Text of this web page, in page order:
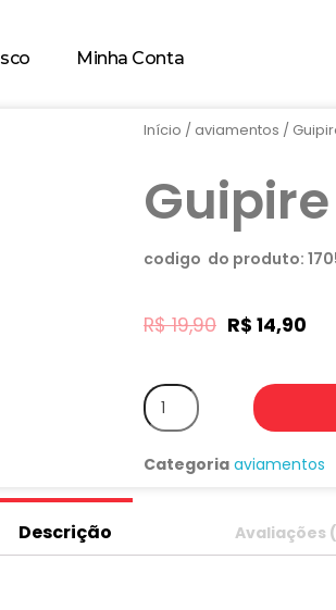
Minha Conta
Início / aviamentos /
codigo do produto:
R$19,90 R$ 14,90
Categoria aviamentos
Descrição Avaliações